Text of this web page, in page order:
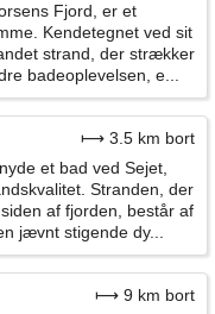
Fjord, er et
Kendetegnet ved sit
strand, der strækker
badeoplevelsen, e...
⟼ 3.5 km bort
et bad ved Sejet,
Stranden, der
af fjorden, består af
jævnt stigende dy...
⟼ 9 km bort